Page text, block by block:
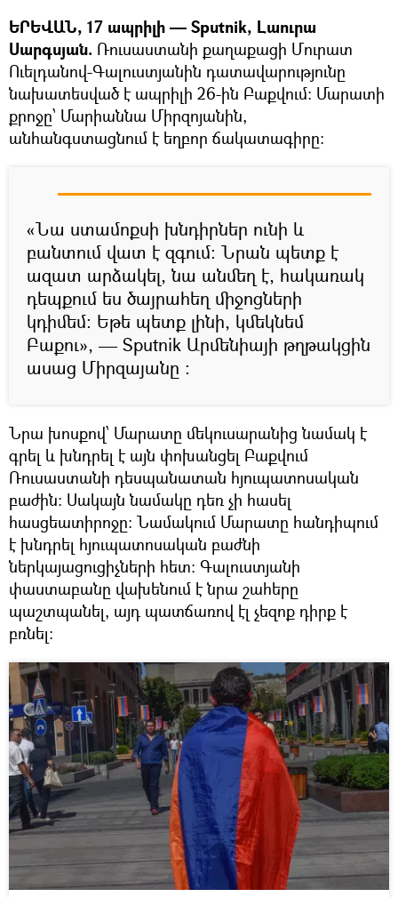
ԵՐԵՎԱՆ, 17 ապրիլի — Sputnik, Լաուրա
Սարգսյան. Ռուսաստանի քաղաքացի Մուրատ
Ուելդանով-Գալուստյանին դատավարությունը
նախատեսված է ապրիլի 26-ին Բաքվում։ Մարատի
քրոջը՝ Մարիաննա Միրզոյանին,
անհանգստացնում է եղբոր ճակատագիրը։
«Նա ստամոքսի խնդիրներ ունի և
բանտում վատ է զգում։ Նրան պետք է
ազատ արձակել, նա անմեղ է, հակառակ
դեպքում ես ծայրահեղ միջոցների
կդիմեմ։ Եթե պետք լինի, կմեկնեմ
Բաքու», — Sputnik Արմենիայի թղթակցին
ասաց Միրզայանը ։
Նրա խոսքով՝ Մարատը մեկուսարանից նամակ է
գրել և խնդրել է այն փոխանցել Բաքվում
Ռուսաստանի դեսպանատան հյուպատոսական
բաժին։ Սակայն նամակը դեռ չի հասել
հասցեատիրոջը։ Նամակում Մարատը հանդիպում
է խնդրել հյուպատոսական բաժնի
ներկայացուցիչների հետ։ Գալուստյանի
փաստաբանը վախենում է նրա շահերը
պաշտպանել, այդ պատճառով էլ չեզոք դիրք է
բռնել: